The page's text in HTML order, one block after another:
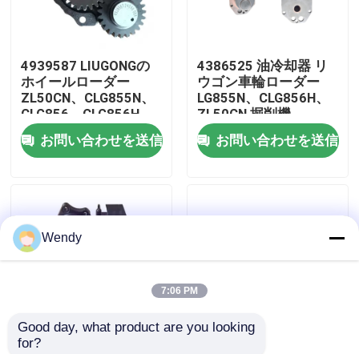
工場旅行
品質管理
ニュース
ブログ
4939587 LIUGONGの
ホイールローダー
ZL50CN、CLG855N、
CLG856、CLG856H
LW500KL掘削機
CLG922LC、CLG925LC
のためのオイルポンプ
お問い合わせを送信
4386525 油冷却器 リ
ウゴン車輪ローダー
LG855N、CLG856H、
ZL50CN 掘削機
CLG936LC、CLG939LC
エンジン6C836CT8 に
ついて
お問い合わせを送信
4076442 燃料ポンプ
Wendy
7:06 PM
Good day, what product are you looking
for?